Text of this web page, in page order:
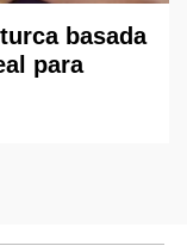
basada
para